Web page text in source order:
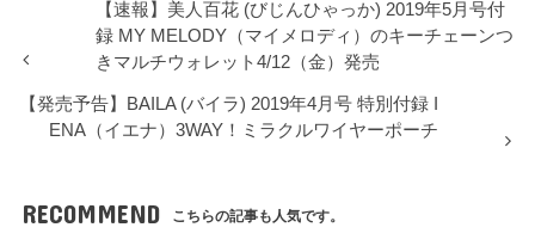
【速報】美人百花 (びじんひゃっか) 2019年5月号付
録 MY MELODY（マイメロディ）のキーチェーンつ
きマルチウォレット4/12（金）発売
【発売予告】BAILA (バイラ) 2019年4月号 特別付録 I
ENA（イエナ）3WAY！ミラクルワイヤーポーチ
RECOMMEND こちらの記事も人気です。